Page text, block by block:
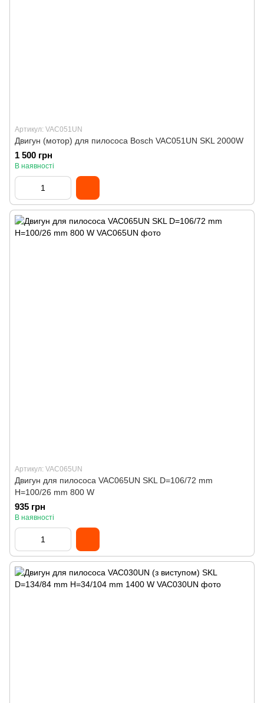
Артикул: VAC051UN
Двигун (мотор) для пилососа Bosch VAC051UN SKL 2000W
1 500 грн
В наявності
Артикул: VAC065UN
Двигун для пилососа VAC065UN SKL D=106/72 mm
H=100/26 mm 800 W
935 грн
В наявності